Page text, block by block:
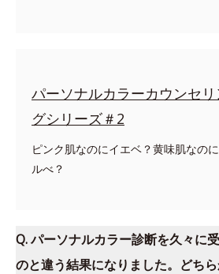
パーソナルカラーカウンセリ
グシリーズ＃2
ピンク肌なのにイエベ？黄味肌なの
ルべ？
Q. パーソナルカラー診断を久々に
のと違う結果になりました。どち